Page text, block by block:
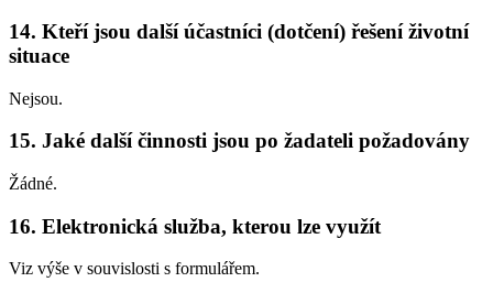
14. Kteří jsou další účastníci (dotčení) řešení životní
situace
Nejsou.
15. Jaké další činnosti jsou po žadateli požadovány
Žádné.
16. Elektronická služba, kterou lze využít
Viz výše v souvislosti s formulářem.